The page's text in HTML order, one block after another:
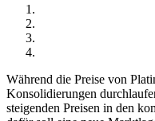
Während die Preise von
Konsolidierungen
steigenden Preisen in den